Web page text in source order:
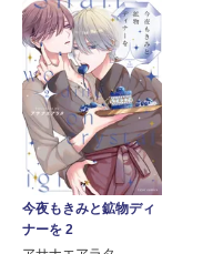
今夜もきみと鉱物ディ
ナーを 2